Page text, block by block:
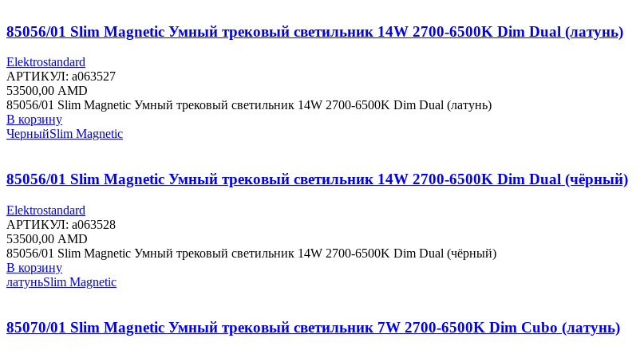
85056/01 Slim Magnetic Умный трековый светильник 14W 2700-6500K Dim Dual (латунь)
Elektrostandard
АРТИКУЛ: a063527
53500,00 AMD
85056/01 Slim Magnetic Умный трековый светильник 14W 2700-6500K Dim Dual (латунь)
В корзину
ЧерныйSlim Magnetic
85056/01 Slim Magnetic Умный трековый светильник 14W 2700-6500K Dim Dual (чёрный)
Elektrostandard
АРТИКУЛ: a063528
53500,00 AMD
85056/01 Slim Magnetic Умный трековый светильник 14W 2700-6500K Dim Dual (чёрный)
В корзину
латуньSlim Magnetic
85070/01 Slim Magnetic Умный трековый светильник 7W 2700-6500K Dim Cubo (латунь)